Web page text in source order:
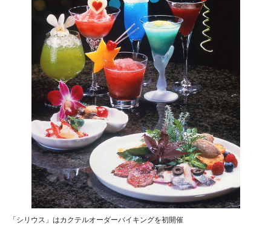
「シリウス」はカクテルオーダーバイキングを初開催